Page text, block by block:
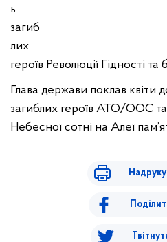
ь
загиб
лих
героїв Революції Гідності
Глава держави поклав квіти
загиблих героїв АТО/ООС та
Небесної сотні на Алеї